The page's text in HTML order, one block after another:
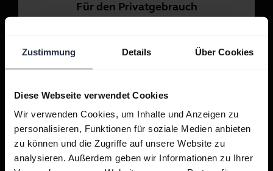
Zustimmung Details Über Cookies
Diese Webseite verwendet Cookies
Wir verwenden Cookies, um Inhalte und Anzeigen zu
personalisieren, Funktionen für soziale Medien anbieten
zu können und die Zugriffe auf unsere Website zu
analysieren. Außerdem geben wir Informationen zu Ihrer
Für den Privatgebrauch
für Anrufe, Musik und Sport.